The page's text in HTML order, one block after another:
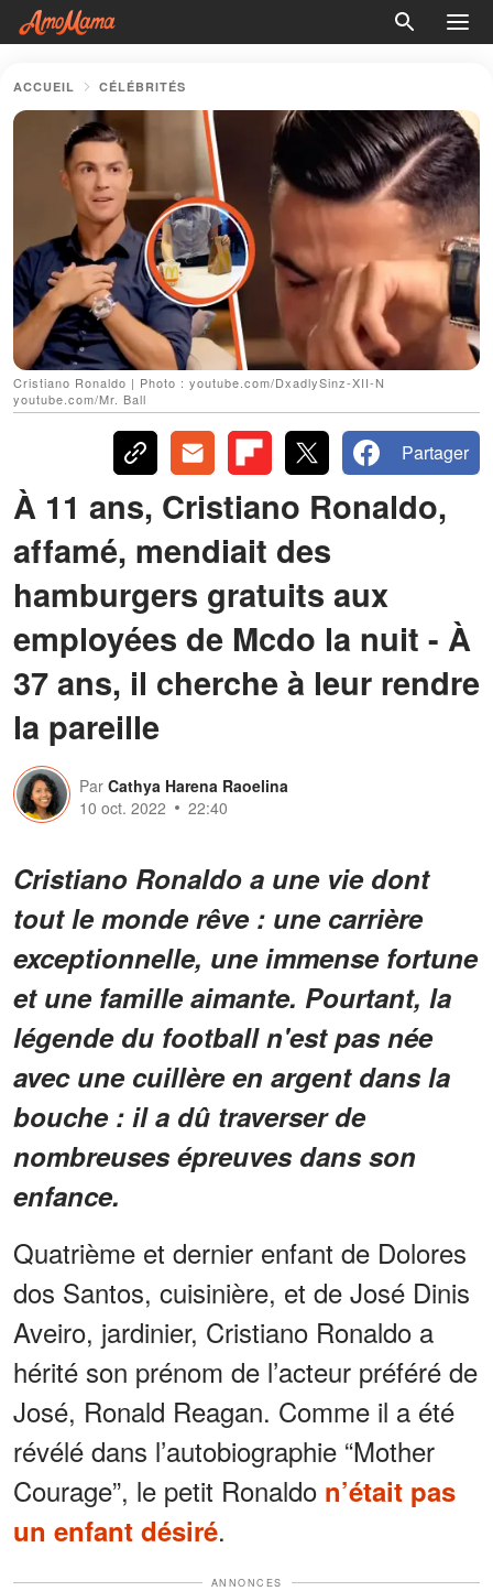
ACCUEIL CÉLÉBRITÉS
Cristiano Ronaldo | Photo : youtube.com/DxadlySinz-XII-N
youtube.com/Mr. Ball
Partager
À 11 ans, Cristiano Ronaldo,
affamé, mendiait des
hamburgers gratuits aux
employées de Mcdo la nuit - À
37 ans, il cherche à leur rendre
la pareille
Par Cathya Harena Raoelina
10 oct. 2022
22:40
Cristiano Ronaldo a une vie dont
tout le monde rêve : une carrière
exceptionnelle, une immense fortune
et une famille aimante. Pourtant, la
légende du football n'est pas née
avec une cuillère en argent dans la
bouche : il a dû traverser de
nombreuses épreuves dans son
enfance.
Quatrième et dernier enfant de Dolores
dos Santos, cuisinière, et de José Dinis
Aveiro, jardinier, Cristiano Ronaldo a
hérité son prénom de l’acteur préféré de
José, Ronald Reagan. Comme il a été
révélé dans l’autobiographie “Mother
Courage”, le petit Ronaldo n’était pas
un enfant désiré.
ANNONCES